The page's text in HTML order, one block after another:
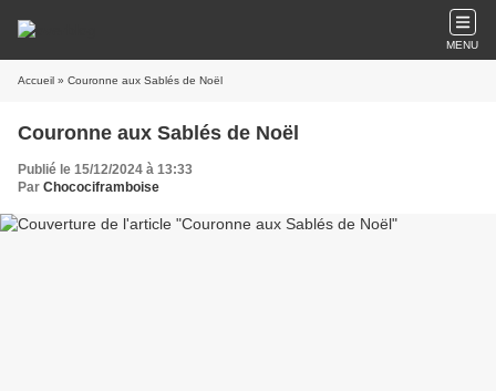
MENU
Accueil » Couronne aux Sablés de Noël
Couronne aux Sablés de Noël
Publié le 15/12/2024 à 13:33
Par Chocociframboise